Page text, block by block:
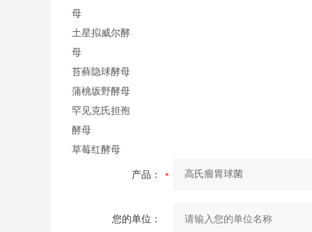
母
土星拟威尔酵
母
苔藓隐球酵母
蒲桃坂野酵母
罕见克氏担孢
酵母
草莓红酵母
产品：
您的单位：